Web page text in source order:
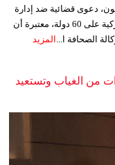
دعوى قضائية ضد إدارة
دونالد ترمب، الاثنين، على خلفية فرضه رسوماً جمركية على 60 دولة، معتبرة أن
الصحافة ا...
المزيد
من الغياب وتستعيد